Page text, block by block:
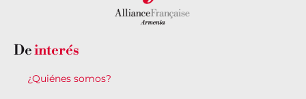
Deinterés
¿Quiénes somos?